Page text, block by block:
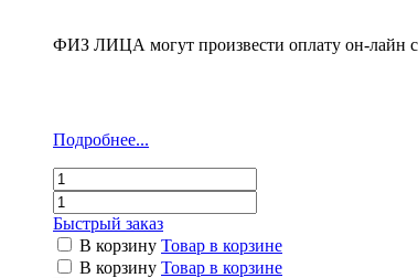
ФИЗ ЛИЦА могут произвести оплату он-лайн
Подробнее...
Быстрый заказ
В корзину Товар в корзине
В корзину Товар в корзине